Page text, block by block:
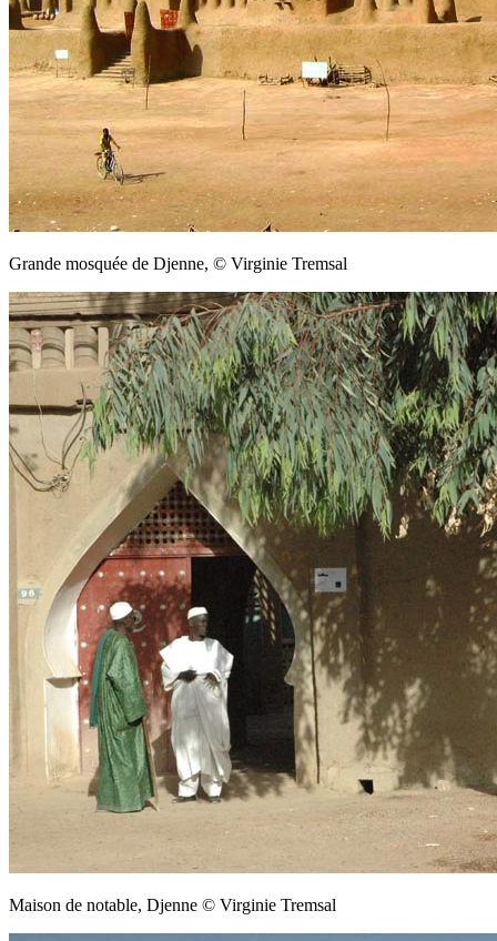
Grande mosquée de Djenne, © Virginie Tremsal
Maison de notable, Djenne © Virginie Tremsal